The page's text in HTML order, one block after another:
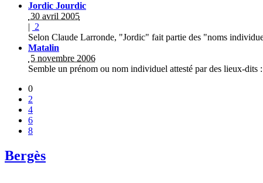
Jordic Jourdic
30 avril 2005
| 2
Selon Claude Larronde, "Jordic" fait partie des "noms
Matalin
5 novembre 2006
Semble un prénom ou nom individuel attesté par des lieux-
0
2
4
6
8
Bergès